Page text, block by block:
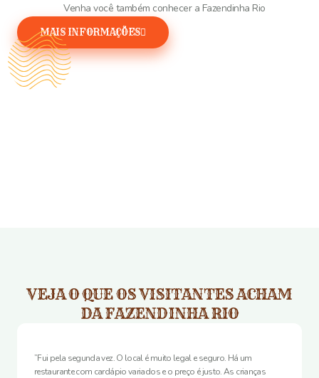
Venha você também conhecer a Fazendinha Rio
MAIS INFORMAÇÕES
VEJA O QUE OS VISITANTES ACHAM
DA FAZENDINHA RIO
”Fui pela segunda vez. O local é muito legal e seguro. Há um
restaurante com cardápio variados e o preço é justo. As crianças